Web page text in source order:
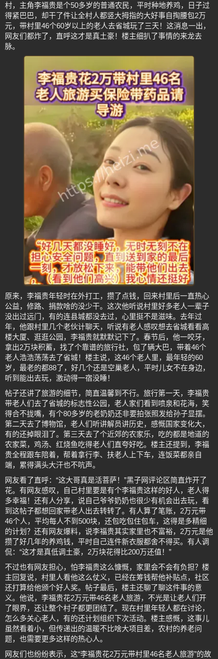
村，主角李福贵是个50多岁的普通农民，平时种地养鸡，日子过
得紧巴巴，却干了件让全村人都竖大拇指的大好事自掏腰包2万
元，带村里46个60岁以上的老人去省城玩了三天！这消息一出，
网友们都炸了，直呼这才是真土豪！楼主细扒了事情的来龙去
脉。
原来，李福贵年轻时在外打工，攒了点钱，回来村里后一直热心
公益，修路、捐款啥的没少干。这次他听说村里好多老人一辈子
没出过远门，有的连县城都没去过，心里挺不是滋味。去年过
年，他跟村里几个老伙计聊天，听说有老人感叹想去省城看看高
楼大厦、逛逛公园，李福贵就默默记下了。春节后，他一咬牙，
拿出2万块积蓄，找了个靠谱的旅行社，包了辆大巴，带着46个
老人浩浩荡荡去了省城！楼主说，这46个老人里，最年轻的60
岁，最老的都88了，好几个还是空巢老人，平时儿女不在身边，
听到能出去玩，激动得一宿没睡！
帖子还讲了旅游的细节，简直温馨到不行。旅行第一天，李福贵
带老人们去了省城的标志性公园，老人家们看到喷泉和花海，笑
得合不拢嘴，有个80多岁的老奶奶还非要拍张照发给孙子显摆。
第二天去了博物馆，老人们听讲解员讲历史，感慨国家变化大，
有的还掉眼泪了。第三天去了个近郊的农家乐，吃的都是地道的
农家菜，鸡汤、红烧鱼吃得老人们直夸好吃。楼主还提到，李福
贵全程跟车陪着，帮着拿行李、扶老人上下车，连饭菜都亲自
端，累得满头大汗也不吭声。
网友看了直呼：“这大哥真是活菩萨！”黑子网评论区简直炸开了
花。有网友感叹，自己村里要是有个李福贵这样的好人，老人得
多幸福！还有人分享，说自己爷爷奶奶也很少有机会出去玩，看
到这帖子都想回家带老人出去转转了。有人算了笔账，2万元带
46个人，平均每人不到500块，还包吃包住包车，这得是多精细
的计划？还有网友爆料，说李福贵其实家里也不富裕，2万元是他
攒了好几年的养鸡钱，平时自己连件新衣服都舍不得买。有人调
侃：“这才是真低调土豪，2万块花得比200万还值！”
不过也有网友担心，怕李福贵这么慷慨，家里会不会有负担？楼
主回复说，村里人看他这么仗义，已经在筹钱帮他补贴点，社区
还打算给他颁个好人奖。帖子最后，楼主还聊了聊这件事的意
义。他说，李福贵花2万元带46名老人旅游，不光是让老人们开
了眼界，还让整个村子都更团结了。现在村里年轻人都在讨论，
怎么多关心老人，有的还计划组织下次活动。楼主感慨，这事儿
虽然看着小，但传递出的温暖不比啥大项目差，农村的养老问
题，也需要更多这样的热心人。
网友们也纷纷表示，这“李福贵花2万元带村里46名老人旅游”的故